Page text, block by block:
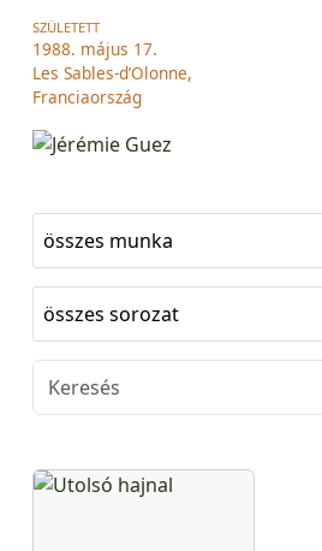
SZÜLETETT
1988. május 17.
Les Sables-d’Olonne,
Franciaország
összes munka
összes sorozat